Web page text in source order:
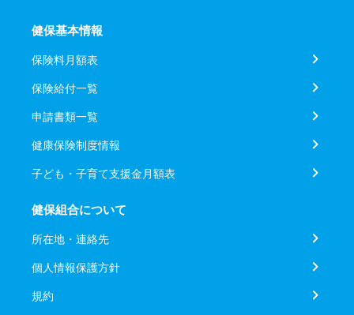
健保基本情報
保険料月額表
保険給付一覧
申請書類一覧
健康保険制度情報
子ども・子育て支援金月額表
健保組合について
所在地・連絡先
個人情報保護方針
規約